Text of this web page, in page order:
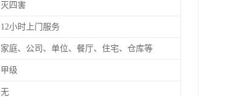
灭四害
12小时上门服务
家庭、公司、单位、餐厅、住宅、仓库等
甲级
无